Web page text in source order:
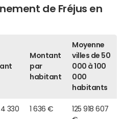
de Fréjus en
Montant
par
habitant
Moyenne
villes de 50
000 à 100
000
habitants
330
1 636 €
125 918 607